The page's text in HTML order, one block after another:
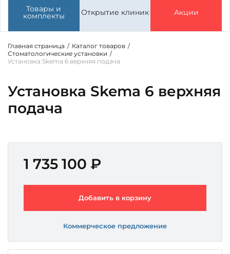
Товары и
комплекты Открытие клиник Акции
Главная страница / Каталог товаров /
Стоматологические установки /
Установка Skema 6 верхняя подача
Установка Skema 6 верхняя
подача
1 735 100 ₽
Добавить в корзину
Коммерческое предложение